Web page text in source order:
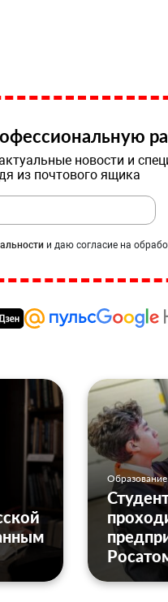
новости и
из почтового ящика
и даю согласие на